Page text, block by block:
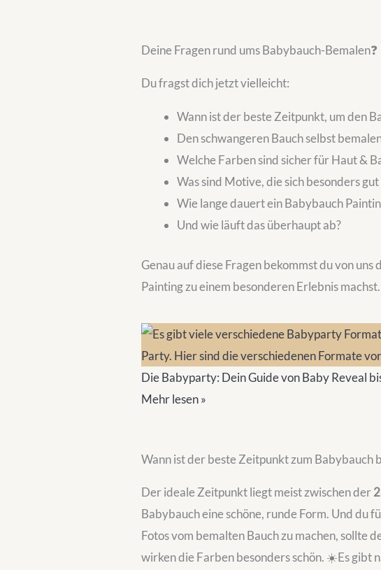
Deine Fragen rund ums Babybauch-Bemalen❓
Du fragst dich jetzt vielleicht:
Wann ist der beste Zeitpunkt, um den
Den schwangeren Bauch selbst
Welche Farben sind sicher für Haut &
Was sind Motive, die sich besonders
Wie lange dauert ein Babybauch
Und wie läuft das überhaupt ab?
Genau auf diese Fragen bekommst du von
Painting zu einem besonderen Erlebnis
Die Babyparty: Dein Guide von Baby Reveal
Mehr lesen »
Wann ist der beste Zeitpunkt zum Babybauch
Der ideale Zeitpunkt liegt meist zwischen der
Babybauch eine schöne, runde Form. Und du
Fotos vom bemalten Bauch zu machen, sollte
wirken die Farben besonders schön. ☀️Es gibt